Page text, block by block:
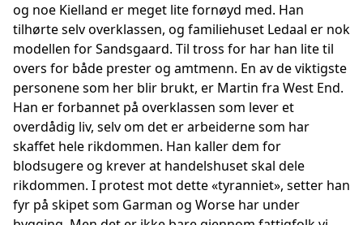
og noe Kielland er meget lite fornøyd med. Han
tilhørte selv overklassen, og familiehuset Ledaal er nok
modellen for Sandsgaard. Til tross for har han lite til
overs for både prester og amtmenn. En av de viktigste
personene som her blir brukt, er Martin fra West End.
Han er forbannet på overklassen som lever et
overdådig liv, selv om det er arbeiderne som har
skaffet hele rikdommen. Han kaller dem for
blodsugere og krever at handelshuset skal dele
rikdommen. I protest mot dette «tyranniet», setter han
fyr på skipet som Garman og Worse har under